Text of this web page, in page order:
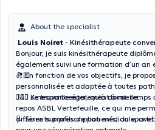
About the specialist
Louis Noiret - Kinésithérapeute
Bonjour, je suis kinésithérapeute
également suivi une formation d’un an
💪🏻
📍 En fonction de vos objectifs, je
personnalisée et adaptée à toutes
J&J Kinesportcenter, qu’à domicile.
💆🏼‍♂️ Je travaille également à mi-
repos ASBL Vertefeuille, ce qui me
différents profils de patients, du sportif
🩺 Soins sur prescription médicale,